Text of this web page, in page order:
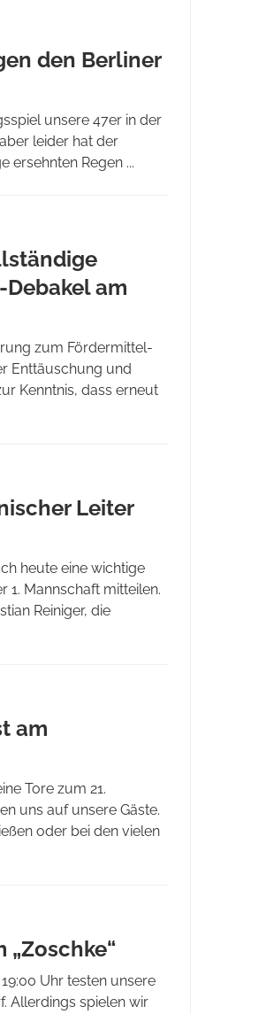
den Berliner
unsere 47er in der
leider hat der
ersehnten Regen ...
am
zum Fördermittel-
Enttäuschung und
Kenntnis, dass erneut
Leiter
heute eine wichtige
1. Mannschaft mitteilen.
Reiniger, die
am
Tore zum 21.
uns auf unsere Gäste.
oder bei den vielen
Uhr testen unsere
Allerdings spielen wir